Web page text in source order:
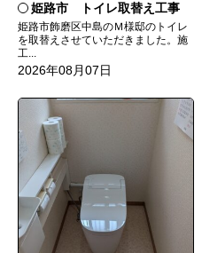
姫路市 トイレ取替え工事
姫路市飾磨区中島のＭ様邸のトイレ
を取替えさせていただきました。施
工...
2026年08月07日